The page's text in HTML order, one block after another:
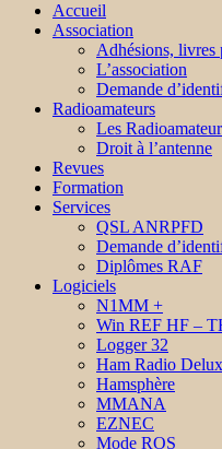
Accueil
Association
Adhésions, livres
L’association
Demande
Radioamateurs
Les
Droit à l’antenne
Revues
Formation
Services
QSL ANRPFD
Demande
Diplômes RAF
Logiciels
N1MM +
Win REF HF –
Logger 32
Ham Radio
Hamsphère
MMANA
EZNEC
Mode ROS